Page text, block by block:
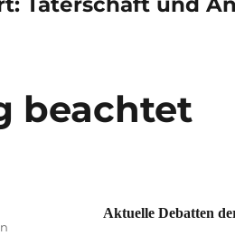
beachtet
Aktuelle Debatten